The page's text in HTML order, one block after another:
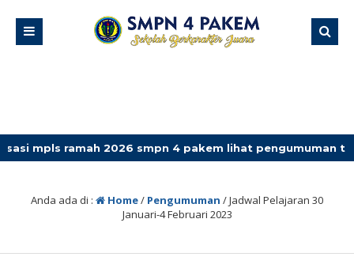
2026 smpn 4 pakem lihat pengumuman terbaru
Anda ada di : Home/ Pengumuman /Jadwal Pelajaran 30
Januari-4 Februari 2023